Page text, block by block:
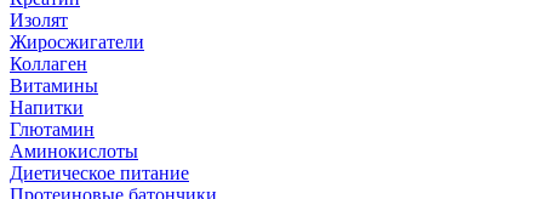
Изолят
Жиросжигатели
Коллаген
Витамины
Напитки
Глютамин
Аминокислоты
Диетическое питание
Протеиновые батончики